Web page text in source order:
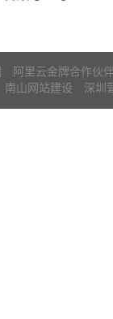
阿里云金牌合作伙
南山网站建设 深圳